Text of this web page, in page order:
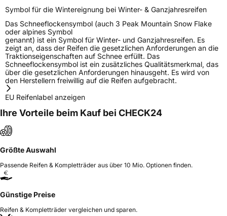
Symbol für die Wintereignung bei Winter- & Ganzjahresreifen
Das Schneeflockensymbol (auch 3 Peak Mountain Snow Flake
oder alpines Symbol
genannt) ist ein Symbol für Winter- und Ganzjahresreifen. Es
zeigt an, dass der Reifen die gesetzlichen Anforderungen an die
Traktionseigenschaften auf Schnee erfüllt. Das
Schneeflockensymbol ist ein zusätzliches Qualitätsmerkmal, das
über die gesetzlichen Anforderungen hinausgeht. Es wird von
den Herstellern freiwillig auf die Reifen aufgebracht.
EU Reifenlabel anzeigen
Ihre Vorteile beim Kauf bei CHECK24
Größte Auswahl
Passende Reifen & Kompletträder aus über 10 Mio. Optionen finden.
Günstige Preise
Reifen & Kompletträder vergleichen und sparen.